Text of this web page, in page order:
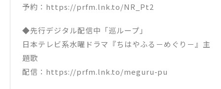
予約：https://prfm.lnk.to/NR_Pt2
◆先行デジタル配信中「巡ループ」
日本テレビ系水曜ドラマ『ちはやふる－めぐり－』主
題歌
配信：https://prfm.lnk.to/meguru-pu